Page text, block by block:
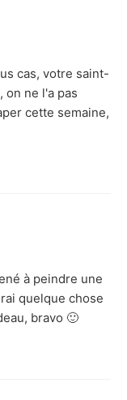
cas, votre saint-
on ne l'a pas
cette semaine,
à peindre une
quelque chose
bravo 🙂